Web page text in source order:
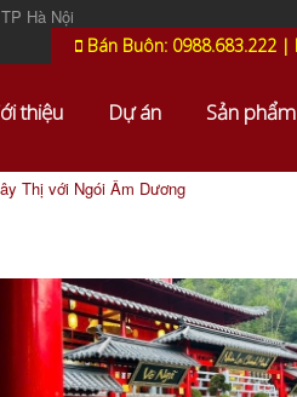
Hà Nội
Bán Buôn: 0988.683.222 |
thiệu Dự án Sản phẩm
Thị với Ngói Âm Dương